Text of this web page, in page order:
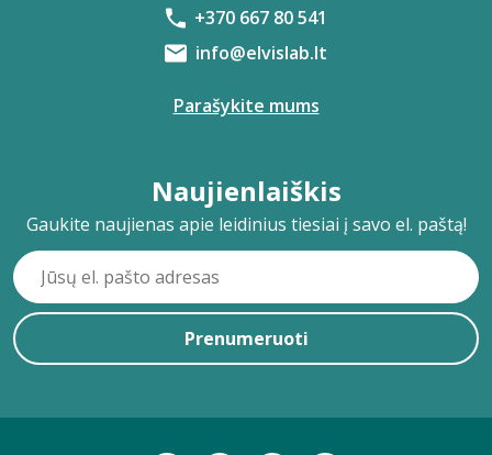
+370 667 80 541
info@elvislab.lt
Parašykite mums
Naujienlaiškis
Gaukite naujienas apie leidinius tiesiai į savo el. paštą!
Prenumeruoti